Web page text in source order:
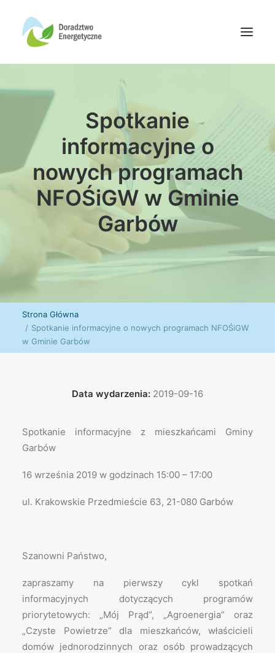
Oferta doradców
Aktualności
Wydarzenia
Oferta finansowania
Wiedza
Media
Wyszukiwanie
Spotkanie
informacyjne o
nowych programach
NFOŚiGW w Gminie
Garbów
Strona Główna
Spotkanie informacyjne o nowych programach NFOŚiGW
w Gminie Garbów
Data wydarzenia: 2019-09-16
Spotkanie informacyjne z mieszkańcami Gminy
Garbów
16 września 2019 w godzinach 15:00 – 17:00
ul. Krakowskie Przedmieście 63, 21-080 Garbów
Szanowni Państwo,
zapraszamy na pierwszy cykl spotkań
informacyjnych dotyczących programów
priorytetowych: „Mój Prąd”, „Agroenergia” oraz
„Czyste Powietrze” dla mieszkańców, właścicieli
domów jednorodzinnych oraz osób prowadzących